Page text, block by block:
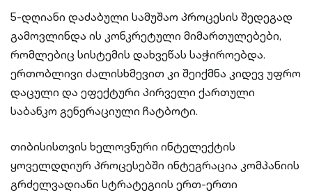
5-დღიანი დაძაბული სამუშაო პროცესის შედეგად
გამოვლინდა ის კონკრეტული მიმართულებები,
რომლებიც სისტემის დახვეწას საჭიროებდა.
ერთობლივი ძალისხმევით კი შეიქმნა კიდევ უფრო
დაცული და ეფექტური პირველი ქართული
საბანკო გენერაციული ჩატბოტი.
თიბისისთვის ხელოვნური ინტელექტის
ყოველდღიურ პროცესებში ინტეგრაცია კომპანიის
გრძელვადიანი სტრატეგიის ერთ-ერთი